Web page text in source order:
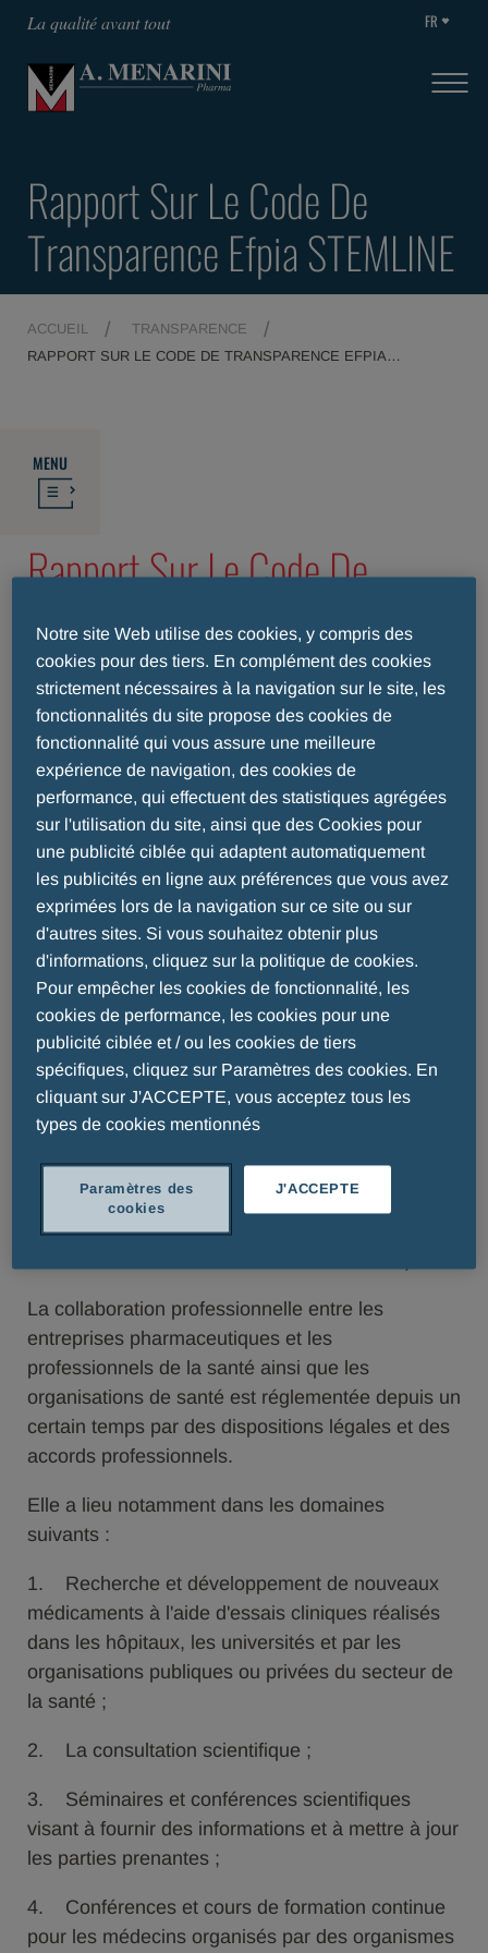
La qualité avant tout FR
Rapport Sur Le Code De
Transparence Efpia STEMLINE
ACCUEIL
TRANSPARENCE
RAPPORT SUR LE CODE DE TRANSPARENCE EFPIA
MENU
Rapport Sur Le Code De
Transparence Efpia STEMLINE
Publication de données sur l'interaction entre
le secteur pharmaceutique et les
professionnels de la santé ainsi que les
organisations de santé
Depuis 2016, les données relatives à la
collaboration professionnelle entre la société
Stemline Therapeutics Switzerland GmbH etles
professionnels de la santé (HCP ; Healthcare
Professionals) ainsi queles organisations de
(HCO ; Healthcare Organisations) sont
disponibles sur notre site Internet.
La publication de ces données est un
engagement clair en faveur de la transparence de
la part des entreprises pharmaceutiques qui ont
pour la publication des prestations pécuniaires de
ScienceIndustries. Elles appliquent ainsi le code
de l'EFPIA (European Federation of
La collaboration professionnelle entre les
entreprises pharmaceutiques et les
professionnels de la santé ainsi que les
organisations de santé est réglementée depuis un
certain temps par des dispositions légales et des
accords professionnels.
Elle a lieu notamment dans les domaines
suivants :
1. Recherche et développement de nouveaux
médicaments à l'aide d'essais cliniques réalisés
dans les hôpitaux, les universités et par les
organisations publiques ou privées du secteur de
la santé ;
2. La consultation scientifique ;
3. Séminaires et conférences scientifiques
visant à fournir des informations et à mettre à jour
les parties prenantes ;
4. Conférences et cours de formation continue
pour les médecins organisés par des organismes
Notre site Web utilise des cookies, y compris des
cookies pour des tiers. En complément des cookies
strictement nécessaires à la navigation sur le site, les
fonctionnalités du site propose des cookies de
fonctionnalité qui vous assure une meilleure
expérience de navigation, des cookies de
performance, qui effectuent des statistiques agrégées
sur l'utilisation du site, ainsi que des Cookies pour
une publicité ciblée qui adaptent automatiquement
les publicités en ligne aux préférences que vous avez
exprimées lors de la navigation sur ce site ou sur
d'autres sites. Si vous souhaitez obtenir plus
d'informations, cliquez sur la politique de cookies.
Pour empêcher les cookies de fonctionnalité, les
cookies de performance, les cookies pour une
publicité ciblée et / ou les cookies de tiers
spécifiques, cliquez sur Paramètres des cookies. En
cliquant sur J'ACCEPTE, vous acceptez tous les
types de cookies mentionnés
J'ACCEPTE
Paramètres des
cookies